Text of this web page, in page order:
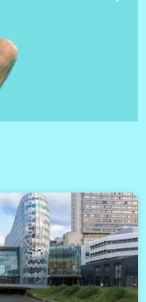
מלונות
מציאת מלון
מומלץ?